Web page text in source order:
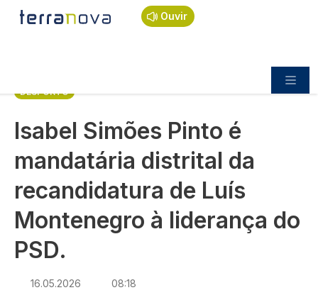
Passar para o conteúdo principal
Ouvir
Navegação estrutural
Início
Desporto
Isabel Simões Pinto é mandatária distrital da
DESPORTO
Isabel Simões Pinto é
mandatária distrital da
recandidatura de Luís
Montenegro à liderança do
PSD.
16.05.2026 08:18